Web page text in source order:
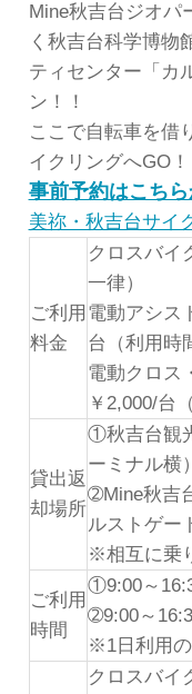
Mine秋吉台ジオパ
く秋吉台科学博物
ティセンター「カ
ン！！
ここで自転車を借
イクリングへGO！
事前予約はこちら
美祢・秋吉台サイ
ご利用
料金
クロスバイ
一律）
電動アシス
台（利用時
電動クロス
￥2,000/台
貸出返
却場所
①秋吉台観
ーミナル横）
➁Mine秋吉
ルストゲー
※相互に乗
ご利用
時間
①9:00～
➁9:00～
※1日利用
クロスバ